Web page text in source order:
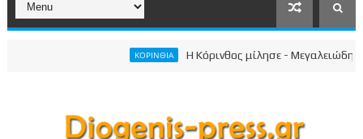
ΚΟΡΙΝΘΙΑ Η Κόρινθος μίλησε - Μεγαλειώδης